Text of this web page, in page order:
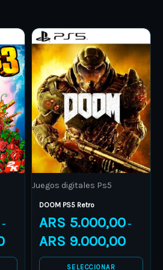
–
Price
ARS 9.000,00
through
ARS 14.000,00
Juegos digitales Ps5
DOOM PS5 Retro
ARS 5.000,00 –
ARS 9.000,00
range:
ARS
through
ARS
SELECCIONAR
This
product
has
multiple
variants.
The
options
may
be
chosen
on
the
product
page